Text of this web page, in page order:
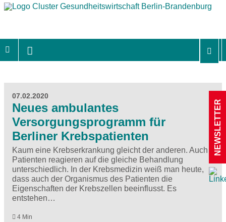
07.02.2020
Neues ambulantes
Versorgungsprogramm für
Berliner Krebspatienten
Kaum eine Krebserkrankung gleicht der anderen. Auch
Patienten reagieren auf die gleiche Behandlung
unterschiedlich. In der Krebsmedizin weiß man heute,
dass auch der Organismus des Patienten die
Eigenschaften der Krebszellen beeinflusst. Es
entstehen…
4 Min
NEWSLETTER